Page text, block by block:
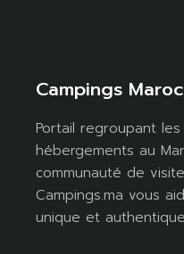
Campings Maroc
Portail regroupant
hébergements au
communauté de
Campings.ma vous
unique et